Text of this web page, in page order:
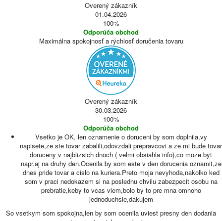
Overený zákazník
01.04.2026
100%
Odporúča obchod
Maximálna spokojnosť a rýchlosť doručenia tovaru
Overený zákazník
30.03.2026
100%
Odporúča obchod
Vsetko je OK, len oznamenie o doruceni by som doplnila,vy
napisete,ze ste tovar zabalili,odovzdali prepravcovi a ze mi bude tovar
doruceny v najblizsich dnoch ( velmi obsiahla info),co moze byt
napr.aj na druhy den.Ocenila by som este v den dorucenia oznamit,ze
dnes pride tovar a cislo na kuriera.Preto moja nevyhoda,nakolko ked
som v praci nedokazem si na poslednu chvilu zabezpecit osobu na
prebratie,keby to vcas viem,bolo by to pre mna omnoho
jednoduchsie,dakujem
So vsetkym som spokojna,len by som ocenila uviest presny den dodania